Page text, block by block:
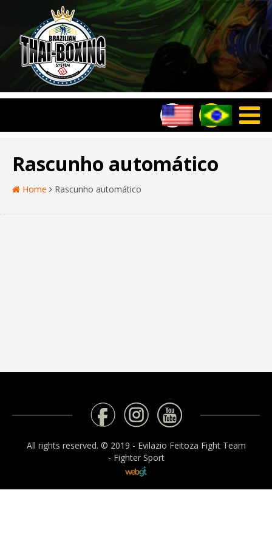
Rascunho automático
Home Rascunho automático
All rights reserved. © 2019 - Evilazio Feitoza Fight Team
- Fighter Sport